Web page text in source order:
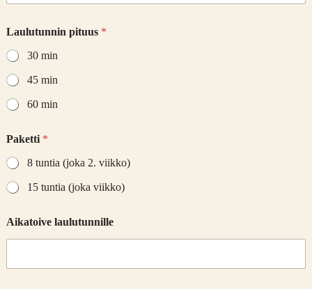
Laulutunnin pituus *
30 min
45 min
60 min
Paketti *
8 tuntia (joka 2. viikko)
15 tuntia (joka viikko)
Aikatoive laulutunnille